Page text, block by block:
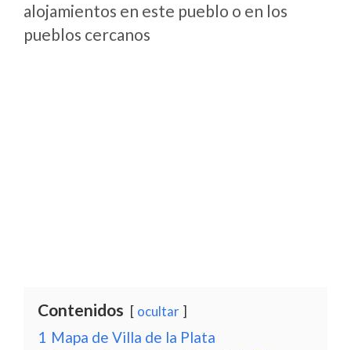
alojamientos en este pueblo o en los
pueblos cercanos
Contenidos ocultar
1 Mapa de Villa de la Plata